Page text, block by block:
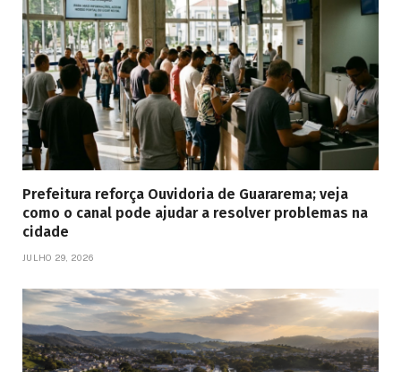
Prefeitura reforça Ouvidoria de Guararema; veja
como o canal pode ajudar a resolver problemas na
cidade
JULHO 29, 2026